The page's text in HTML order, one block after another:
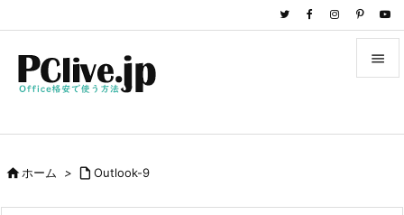

前へ
ホーム >  Outlook-9